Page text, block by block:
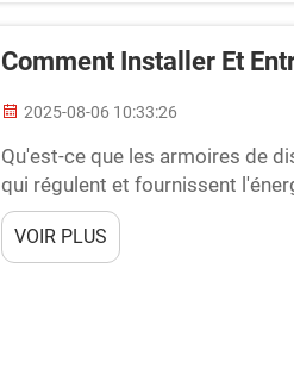
Comment Installer Et
2025-08-06 10:33:26
Qu'est-ce que les armoires de
qui régulent et fournissent
cerveau du système électrique
à l'intérieur...
VOIR PLUS